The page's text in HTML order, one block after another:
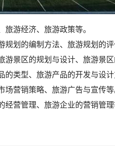
游经济、旅游政策等。
划的编制方法、旅游规划的评
景区的规划与设计、旅游景区
类型、旅游产品的开发与设计
营销策略、旅游广告与宣传等
营管理、旅游企业的营销管理